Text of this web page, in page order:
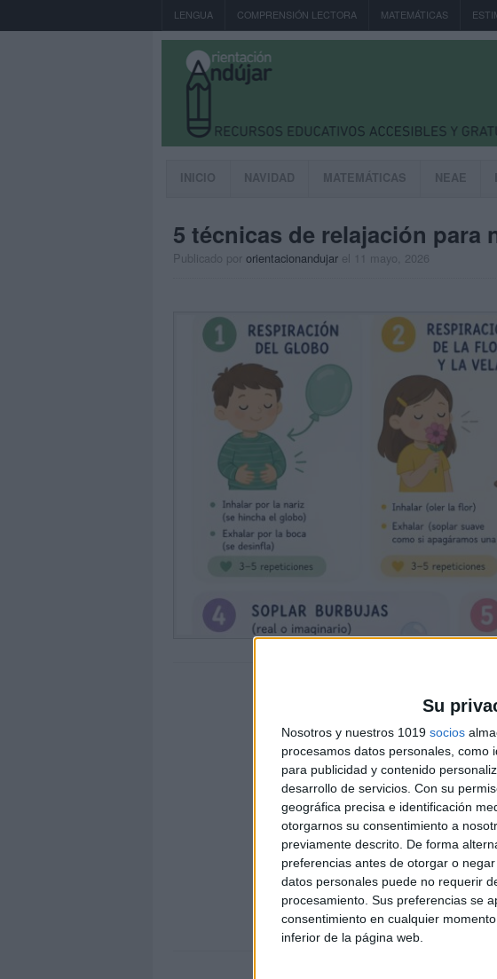
Su
Nosotros y nuestros 1019 socios
procesamos datos personales, como
para publicidad y contenido
desarrollo de servicios. Con su
geográfica precisa e identificación
otorgarnos su consentimiento a
previamente descrito. De forma
preferencias antes de otorgar o
datos personales puede no requerir
procesamiento. Sus preferencias se
consentimiento en cualquier
inferior de la página web.
LENGUA COMPRENSIÓN LECTORA MATEMÁTICAS
INICIO NAVIDAD MATEMÁTICAS NEAE
5 técnicas de relajación para
Publicado por orientacionandujar el 11 mayo, 2026